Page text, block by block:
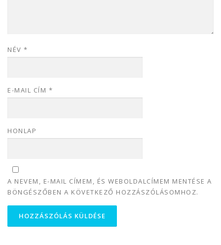
NÉV *
E-MAIL CÍM *
HONLAP
A NEVEM, E-MAIL CÍMEM, ÉS WEBOLDALCÍMEM MENTÉSE A
BÖNGÉSZŐBEN A KÖVETKEZŐ HOZZÁSZÓLÁSOMHOZ.